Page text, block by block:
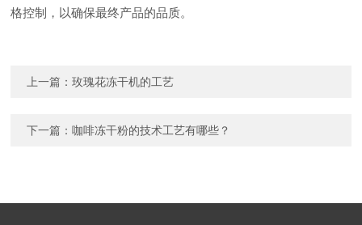
格控制，以确保最终产品的品质。
上一篇：玫瑰花冻干机的工艺
下一篇：咖啡冻干粉的技术工艺有哪些？